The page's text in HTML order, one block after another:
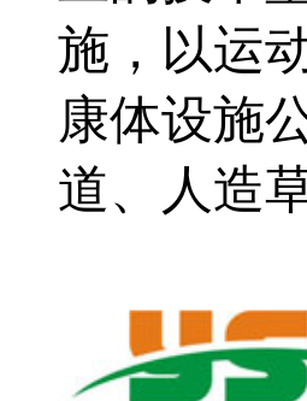
施，以运
康体设施
道、人造